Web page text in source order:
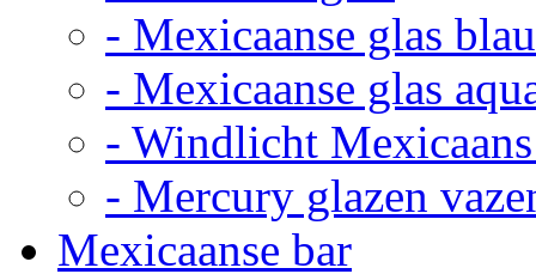
- Mexicaanse glas
- Mexicaanse glas
- Windlicht
- Mercury glazen
Mexicaanse bar